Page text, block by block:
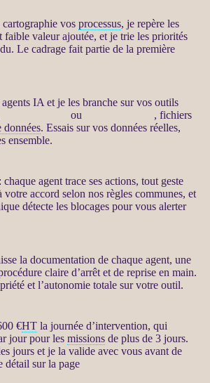
vos processus, je repère les
faible valeur ajoutée, et je trie les priorités
Le cadragefait partie de la première
agents IA et je les branche sur vos outils
ou
, fichiers
données. Essais sur vos donnéesréelles,
ensemble.
agenttrace ses actions, tout geste
votre accord selon nos règles communes, et
détecte les blocages pour vous alerter
la documentation de chaque agent, une
claire d’arrêt et de reprise en main.
et l’autonomie totale sur votre outil.
€HTla journée d’intervention, qui
jour pour les missionsde plus de 3 jours.
jours et je la valide avec vous avant de
détail sur la page